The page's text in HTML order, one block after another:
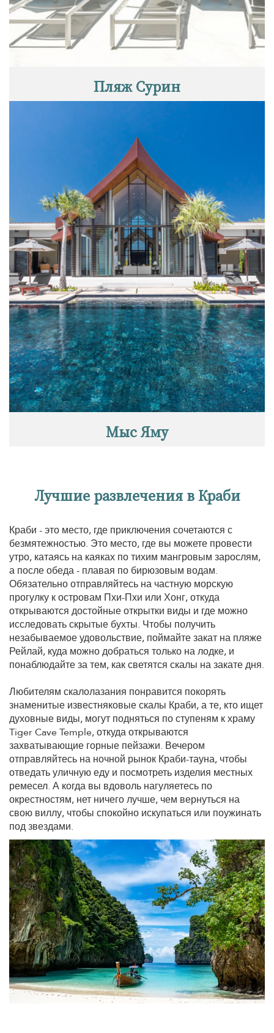
Пляж Сурин
Мыс Яму
Лучшие развлечения в Краби
Краби - это место, где приключения сочетаются с
безмятежностью. Это место, где вы можете провести
утро, катаясь на каяках по тихим мангровым зарослям,
а после обеда - плавая по бирюзовым водам.
Обязательно отправляйтесь на частную морскую
прогулку к островам Пхи-Пхи или Хонг, откуда
открываются достойные открытки виды и где можно
исследовать скрытые бухты. Чтобы получить
незабываемое удовольствие, поймайте закат на пляже
Рейлай, куда можно добраться только на лодке, и
понаблюдайте за тем, как светятся скалы на закате дня.
Любителям скалолазания понравится покорять
знаменитые известняковые скалы Краби, а те, кто ищет
духовные виды, могут подняться по ступеням к храму
Tiger Cave Temple, откуда открываются
захватывающие горные пейзажи. Вечером
отправляйтесь на ночной рынок Краби-тауна, чтобы
отведать уличную еду и посмотреть изделия местных
ремесел. А когда вы вдоволь нагуляетесь по
окрестностям, нет ничего лучше, чем вернуться на
свою виллу, чтобы спокойно искупаться или поужинать
под звездами.